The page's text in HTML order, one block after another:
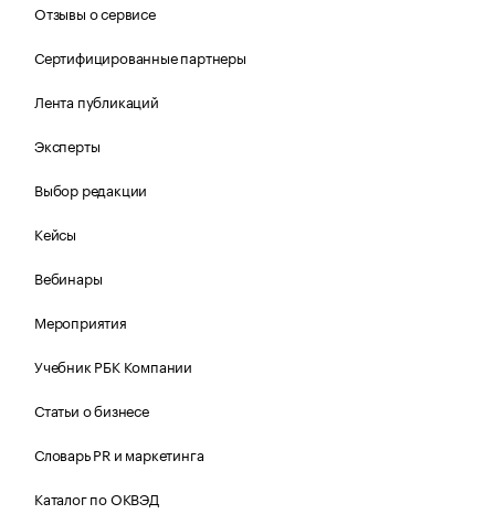
Отзывы о сервисе
Сертифицированные партнеры
Лента публикаций
Эксперты
Выбор редакции
Кейсы
Вебинары
Мероприятия
Учебник РБК Компании
Статьи о бизнесе
Словарь PR и маркетинга
Каталог по ОКВЭД